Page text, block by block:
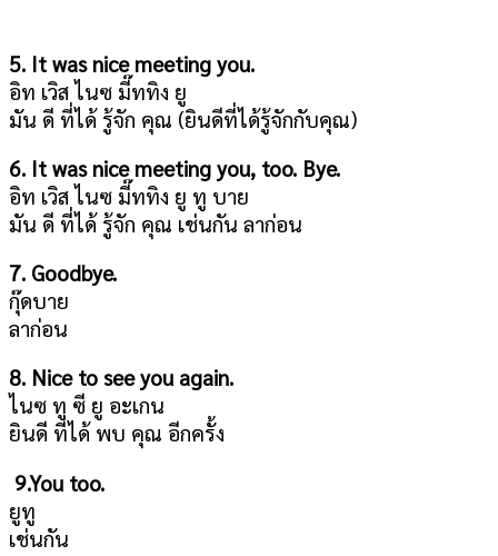
5. It was nice meeting you.
อิท เวิส ไนซ มี๊ททิง ยู
มัน ดี ที่ได้ รู้จัก คุณ (ยินดีที่ได้รู้จักกับคุณ)
6. It was nice meeting you, too. Bye.
อิท เวิส ไนซ มี๊ททิง ยู ทู บาย
มัน ดี ที่ได้ รู้จัก คุณ เช่นกัน ลาก่อน
7. Goodbye.
กุ๊ดบาย
ลาก่อน
8. Nice to see you again.
ไนซ ทู ซี ยู อะเกน
ยินดี ที่ได้ พบ คุณ อีกครั้ง
9.You too.
ยูทู
เช่นกัน